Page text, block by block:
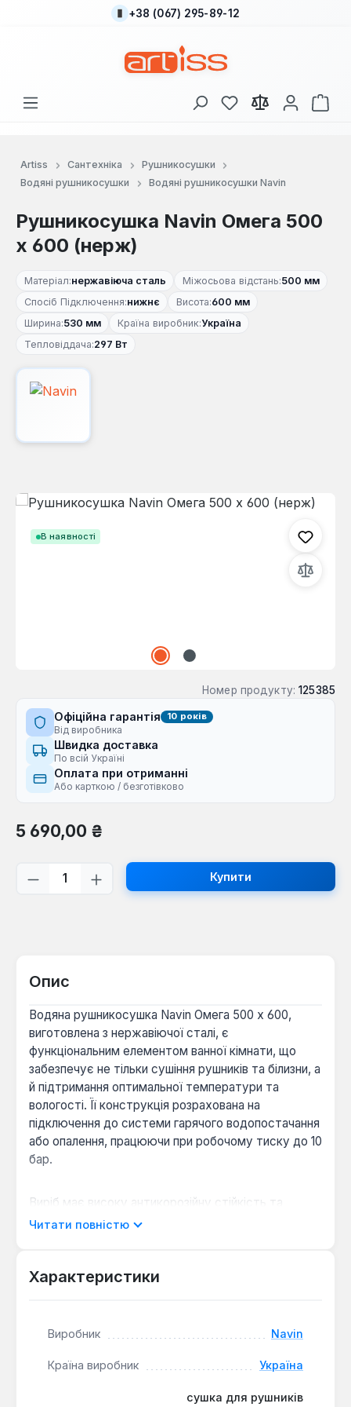
Перейти до основного вмісту
+38 (067) 295-89-12
У вас є 0 у списку
Artiss Сантехніка
Рушникосушки
Водяні рушникосушки
Водяні рушникосушки Navin
Рушникосушка Navin Омега 500
х 600 (нерж)
Матеріал:нержавіюча сталь Міжосьова відстань:500 мм
Спосіб Підключення:нижнє Висота:600 мм
Ширина:530 мм Країна виробник:Україна
Тепловіддача:297 Вт
В наявності
Пропустити галерею зображень
Номер продукту: 125385
Офіційна гарантія 10 років
Від виробника
Швидка доставка
По всій Україні
Оплата при отриманні
Або карткою / безготівково
Звичайна ціна:
5 690,00 ₴
Кількість товару: Введіть потрібну
Купити
Опис
Водяна рушникосушка Navin Омега 500 х 600,
виготовлена з нержавіючої сталі, є
функціональним елементом ванної кімнати, що
забезпечує не тільки сушіння рушників та білизни, а
й підтримання оптимальної температури та
вологості. Її конструкція розрахована на
підключення до системи гарячого водопостачання
або опалення, працюючи при робочому тиску до 10
бар.
Виріб має високу антикорозійну стійкість та
підвищений запас міцності завдяки використанню
Рушникосушка має нижнє підключення з
Тепловіддача моделі становить 297 Вт, що сприяє
Виготовлена з
Читати повністю
Характеристики
Виробник Navin
Країна виробник Україна
сушка для рушників